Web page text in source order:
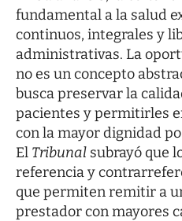
fundamental a la salud
continuos, integrales y
administrativas. La
no es un concepto
busca preservar la
pacientes y permitirles
con la mayor dignidad
El Tribunal subrayó que
referencia y
que permiten remitir a
prestador con mayores